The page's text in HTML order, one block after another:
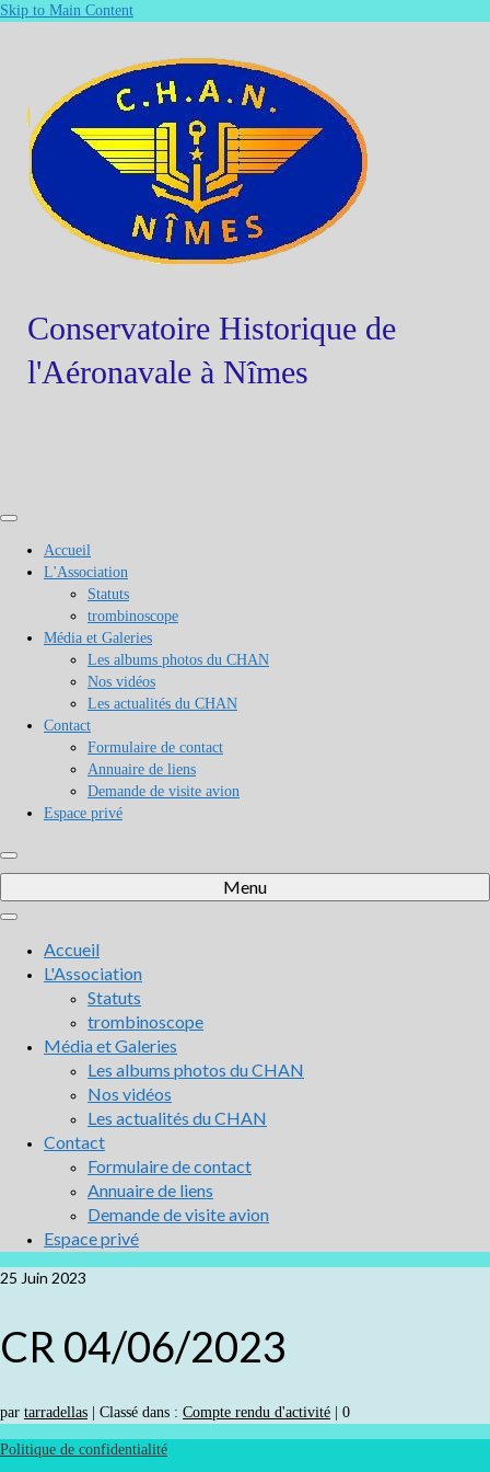
Skip to Main Content
Conservatoire Historique de
l'Aéronavale à Nîmes
Accueil
L'Association
Statuts
trombinoscope
Média et Galeries
Les albums photos du CHAN
Nos vidéos
Les actualités du CHAN
Contact
Formulaire de contact
Annuaire de liens
Demande de visite avion
Espace privé
Menu
Accueil
L'Association
Statuts
trombinoscope
Média et Galeries
Les albums photos du CHAN
Nos vidéos
Les actualités du CHAN
Contact
Formulaire de contact
Annuaire de liens
Demande de visite avion
Espace privé
25 Juin 2023
CR 04/06/2023
par tarradellas Classé dans : Compte rendu d'activité 0
Politique de confidentialité